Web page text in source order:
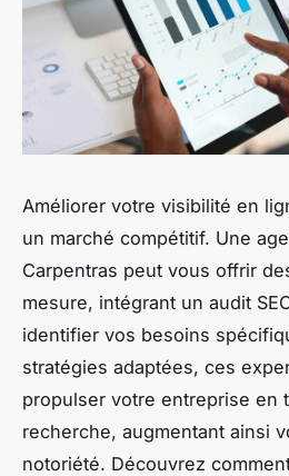
Améliorer votre visibilité en
un marché compétitif. Une
Carpentras peut vous offrir
mesure, intégrant un audit
identifier vos besoins
stratégies adaptées, ces
propulser votre entreprise en
recherche, augmentant ainsi
notoriété. Découvrez